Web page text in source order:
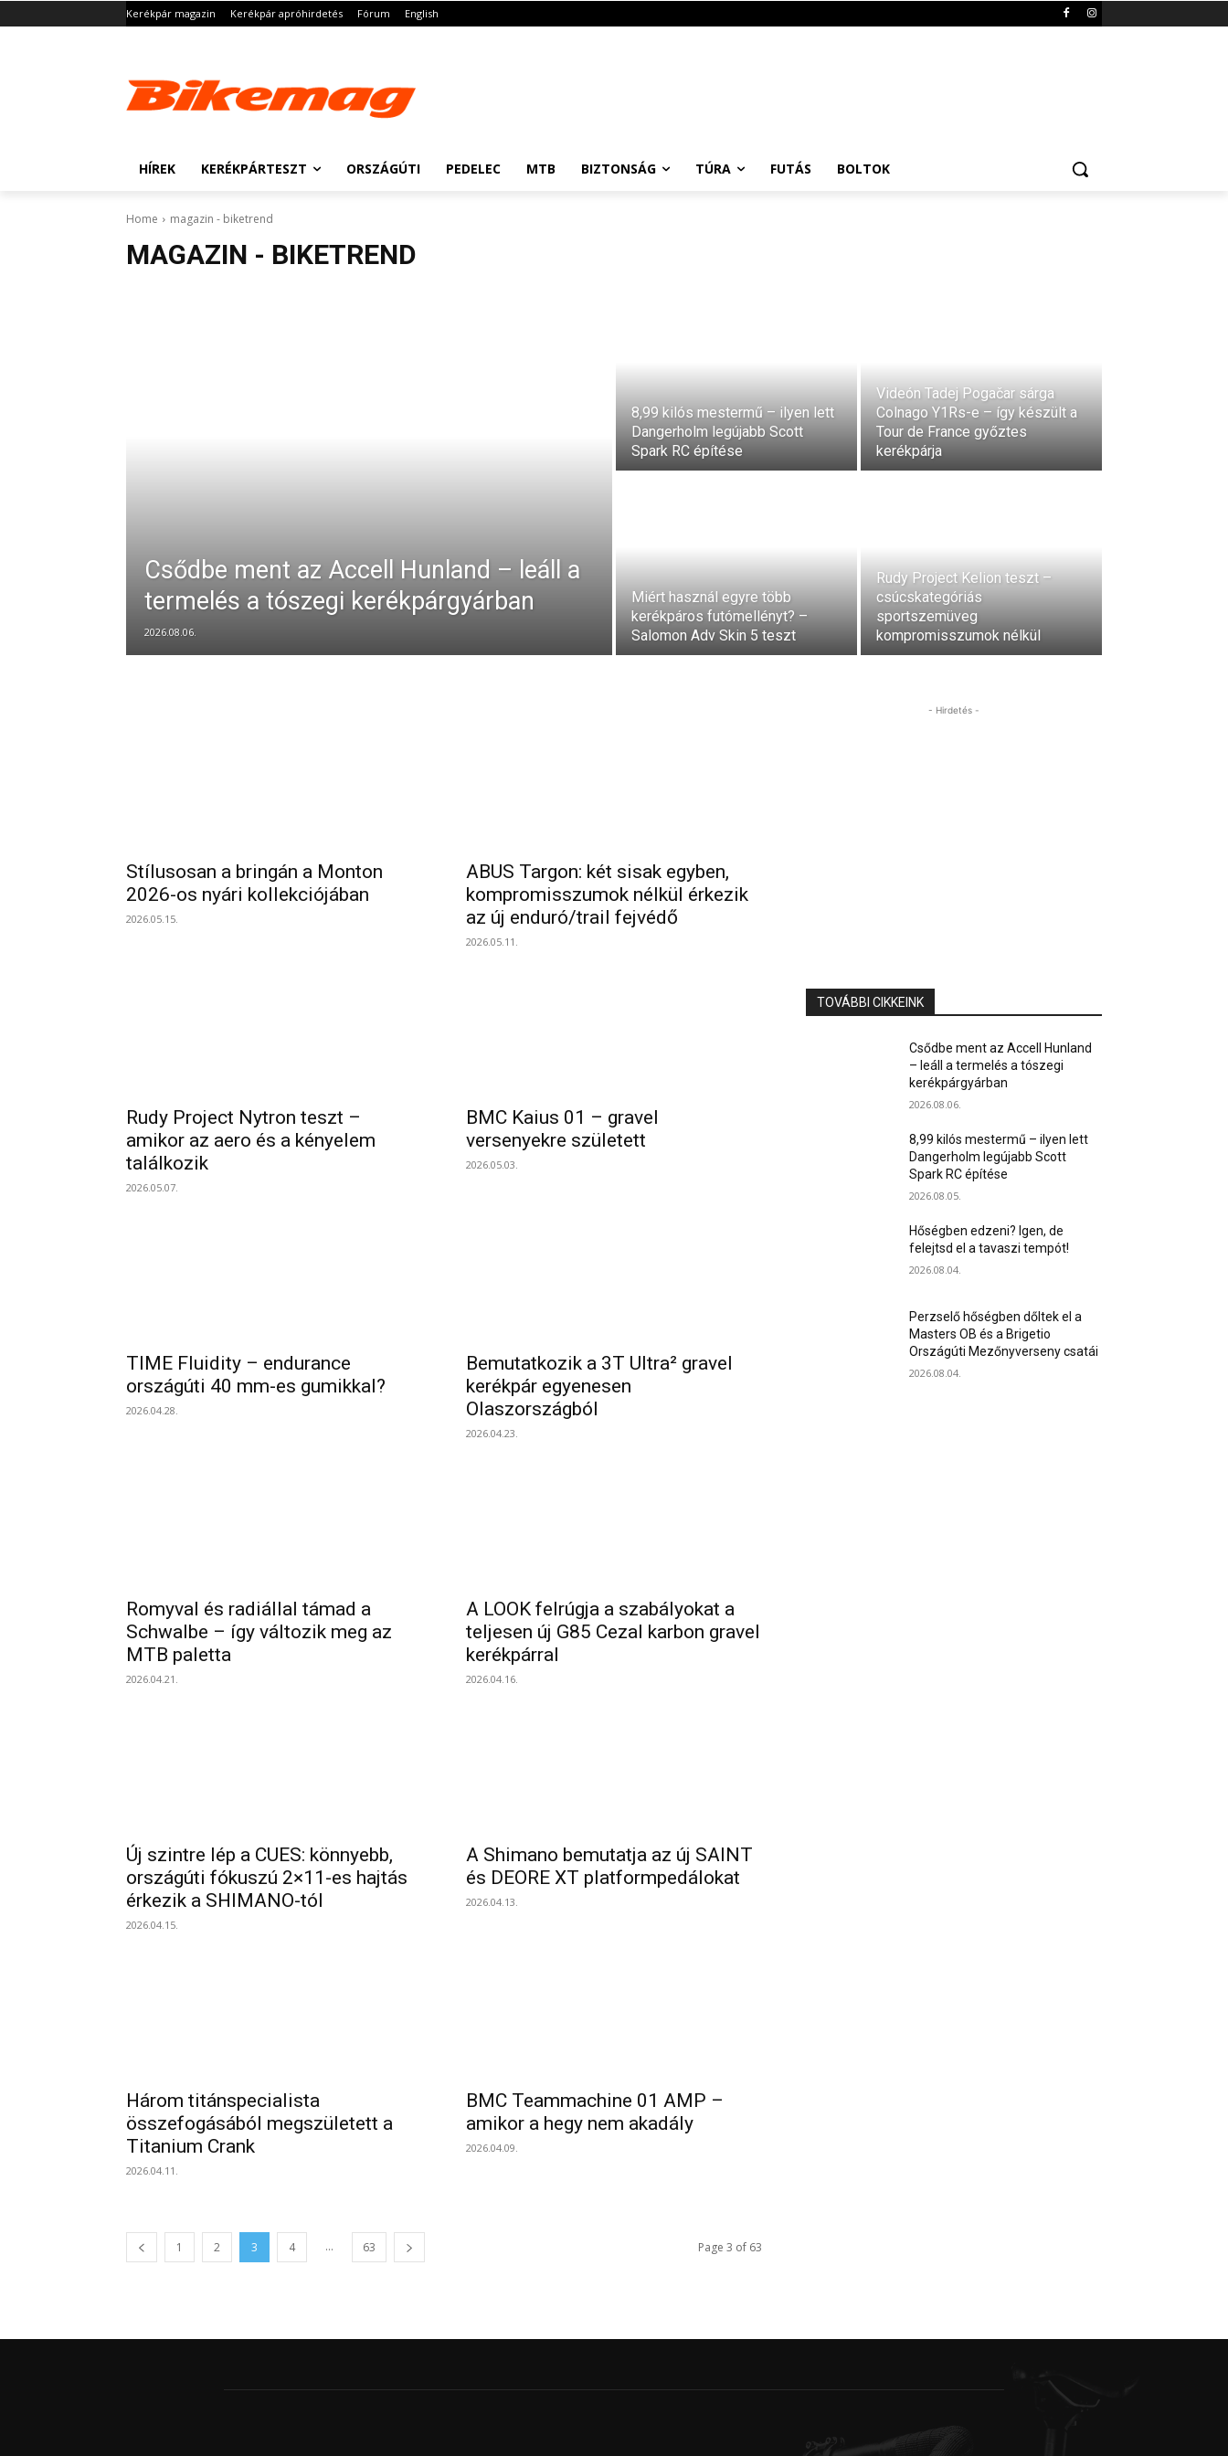
Kerékpár magazin Kerékpár apróhirdetés Fórum English
HÍREK KERÉKPÁRTESZT ORSZÁGÚTI PEDELEC MTB BIZTONSÁG TÚRA FUTÁS BOLTOK
Home magazin - biketrend
MAGAZIN - BIKETREND
Csődbe ment az Accell Hunland – leáll a
termelés a tószegi kerékpárgyárban
2026.08.06.
8,99 kilós mestermű – ilyen lett
Dangerholm legújabb Scott
Spark RC építése
Videón Tadej Pogačar sárga
Colnago Y1Rs-e – így készült a
Tour de France győztes
kerékpárja
Miért használ egyre több
kerékpáros futómellényt? –
Salomon Adv Skin 5 teszt
Rudy Project Kelion teszt –
csúcskategóriás
sportszemüveg
kompromisszumok nélkül
Stílusosan a bringán a Monton
2026-os nyári kollekciójában
2026.05.15.
ABUS Targon: két sisak egyben,
kompromisszumok nélkül érkezik
az új enduró/trail fejvédő
2026.05.11.
Rudy Project Nytron teszt –
amikor az aero és a kényelem
találkozik
2026.05.07.
BMC Kaius 01 – gravel
versenyekre született
2026.05.03.
TIME Fluidity – endurance
országúti 40 mm-es gumikkal?
2026.04.28.
Bemutatkozik a 3T Ultra² gravel
kerékpár egyenesen
Olaszországból
2026.04.23.
Romyval és radiállal támad a
Schwalbe – így változik meg az
MTB paletta
2026.04.21.
A LOOK felrúgja a szabályokat a
teljesen új G85 Cezal karbon gravel
kerékpárral
2026.04.16.
Új szintre lép a CUES: könnyebb,
országúti fókuszú 2×11-es hajtás
érkezik a SHIMANO-tól
2026.04.15.
A Shimano bemutatja az új SAINT
és DEORE XT platformpedálokat
2026.04.13.
Három titánspecialista
összefogásából megszületett a
Titanium Crank
2026.04.11.
BMC Teammachine 01 AMP –
amikor a hegy nem akadály
2026.04.09.
1 2 3 4 ... 63 Page 3 of 63
- Hirdetés -
TOVÁBBI CIKKEINK
Csődbe ment az Accell Hunland
– leáll a termelés a tószegi
kerékpárgyárban
2026.08.06.
8,99 kilós mestermű – ilyen lett
Dangerholm legújabb Scott
Spark RC építése
2026.08.05.
Hőségben edzeni? Igen, de
felejtsd el a tavaszi tempót!
2026.08.04.
Perzselő hőségben dőltek el a
Masters OB és a Brigetio
Országúti Mezőnyverseny csatái
2026.08.04.